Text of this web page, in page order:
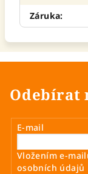
Záruka:
Odebírat
E-mail
Vložením e-
osobních údajů